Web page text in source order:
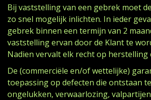
Bij vaststelling van een gebrek moet
zo snel mogelijk inlichten. In ieder
gebrek binnen een termijn van 2
vaststelling ervan door de Klant te
Nadien vervalt elk recht op herstelling
De (commerciële en/of wettelijke)
toepassing op defecten die ontstaan
ongelukken, verwaarlozing,